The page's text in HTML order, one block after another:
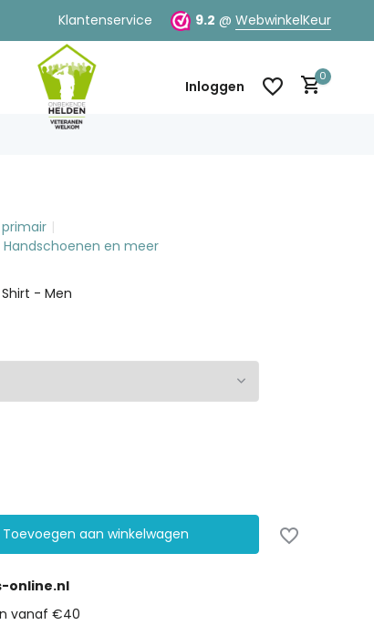
Klantenservice 9.2 @ WebwinkelKeur
Inloggen
0
primair
Handschoenen en meer
- Men
Toevoegen aan winkelwagen
online.nl
vanaf €40